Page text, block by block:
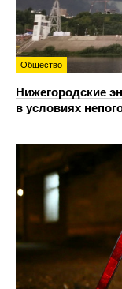
Общество
Нижегородские
в условиях